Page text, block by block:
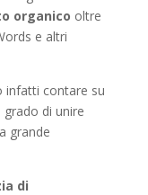
organico oltre
e altri
infatti contare su
di unire
grande
di